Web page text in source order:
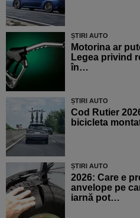
ȘTIRI AUTO
Motorina ar
Legea privind
în…
ȘTIRI AUTO
Cod Rutier
bicicleta
ȘTIRI AUTO
2026: Care e
anvelope pe
iarnă pot…